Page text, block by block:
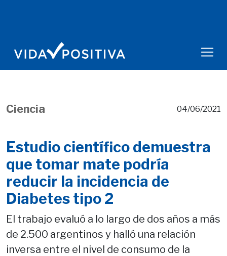
Ciencia 04/06/2021
Estudio científico demuestra
que tomar mate podría
reducir la incidencia de
Diabetes tipo 2
El trabajo evaluó a lo largo de dos años a más
de 2.500 argentinos y halló una relación
inversa entre el nivel de consumo de la